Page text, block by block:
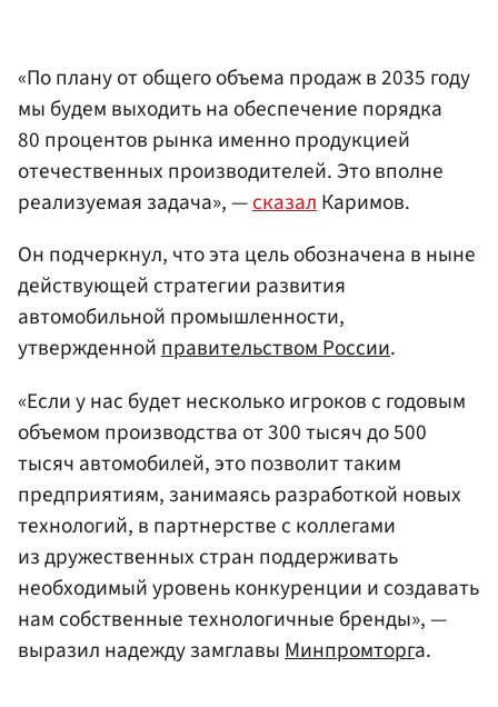
«По плану от общего объема продаж в 2035 году
мы будем выходить на обеспечение порядка
80 процентов рынка именно продукцией
отечественных производителей. Это вполне
реализуемая задача», —сказалКаримов.
Он подчеркнул, что эта цель обозначена в ныне
действующей стратегии развития
автомобильной промышленности,
утвержденнойправительством России.
«Если у нас будет несколько игроков с годовым
объемом производства от 300 тысяч до 500
тысяч автомобилей, это позволит таким
предприятиям, занимаясь разработкой новых
технологий, в партнерстве с коллегами
из дружественных стран поддерживать
необходимый уровень конкуренции и создавать
нам собственные технологичные бренды», —
выразил надежду замглавыМинпромторга.